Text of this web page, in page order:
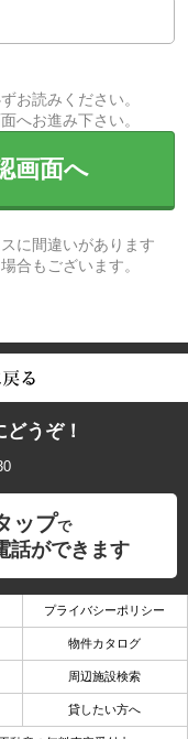
お読みください。
へお進み下さい。
画面へ
に間違いがあります
合もございます。
うぞ！
ップで
話ができます
プライバシーポリシー
物件カタログ
周辺施設検索
貸したい方へ